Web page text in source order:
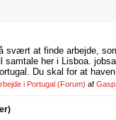
svært at finde arbejde,
samtale her i Lisboa.
Du skal for at
i Portugal (Forum) af